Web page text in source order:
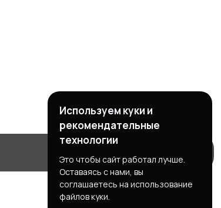
Используем куки и
рекомендательные
технологии
Это чтобы сайт работал лучше.
Оставаясь с нами, вы
соглашаетесь на использование
файлов куки.